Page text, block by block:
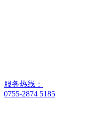
服务热线：
0755-2874 5185